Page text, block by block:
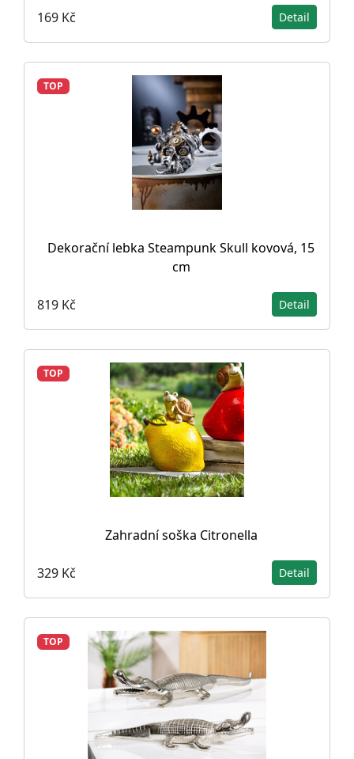
169 Kč Detail
TOP
Dekorační lebka Steampunk Skull kovová, 15
cm
819 Kč Detail
TOP
Zahradní soška Citronella
329 Kč Detail
TOP